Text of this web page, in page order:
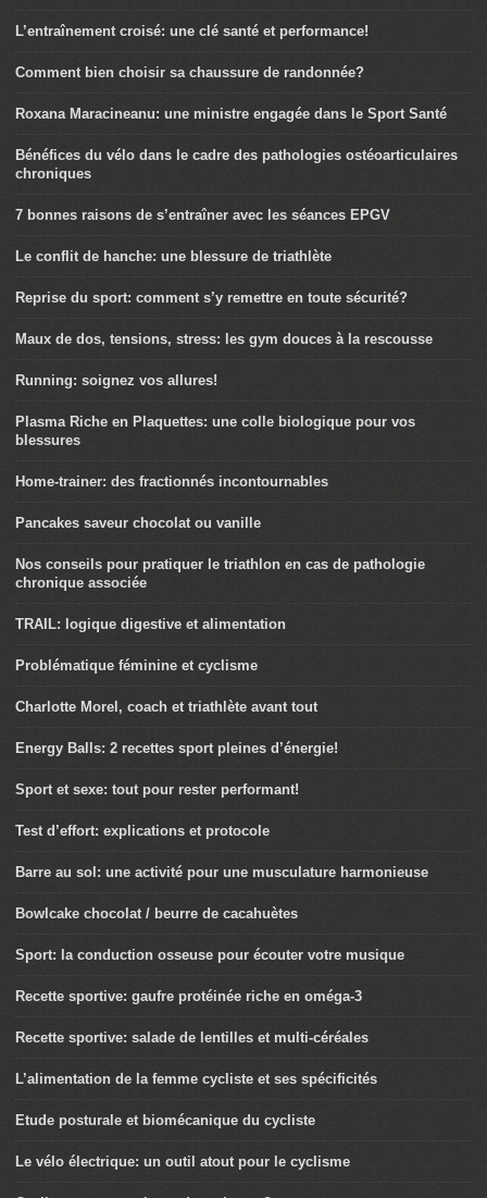
L’entraînement croisé: une clé santé et performance!
Comment bien choisir sa chaussure de randonnée?
Roxana Maracineanu: une ministre engagée dans le Sport Santé
Bénéfices du vélo dans le cadre des pathologies ostéoarticulaires
chroniques
7 bonnes raisons de s’entraîner avec les séances EPGV
Le conflit de hanche: une blessure de triathlète
Reprise du sport: comment s’y remettre en toute sécurité?
Maux de dos, tensions, stress: les gym douces à la rescousse
Running: soignez vos allures!
Plasma Riche en Plaquettes: une colle biologique pour vos
blessures
Home-trainer: des fractionnés incontournables
Pancakes saveur chocolat ou vanille
Nos conseils pour pratiquer le triathlon en cas de pathologie
chronique associée
TRAIL: logique digestive et alimentation
Problématique féminine et cyclisme
Charlotte Morel, coach et triathlète avant tout
Energy Balls: 2 recettes sport pleines d’énergie!
Sport et sexe: tout pour rester performant!
Test d’effort: explications et protocole
Barre au sol: une activité pour une musculature harmonieuse
Bowlcake chocolat / beurre de cacahuètes
Sport: la conduction osseuse pour écouter votre musique
Recette sportive: gaufre protéinée riche en oméga-3
Recette sportive: salade de lentilles et multi-céréales
L’alimentation de la femme cycliste et ses spécificités
Etude posturale et biomécanique du cycliste
Le vélo électrique: un outil atout pour le cyclisme